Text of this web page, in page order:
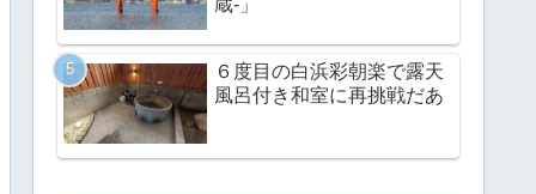
蔵-」
６度目の白浜彩朝楽で露天
風呂付き和室に再挑戦だあ